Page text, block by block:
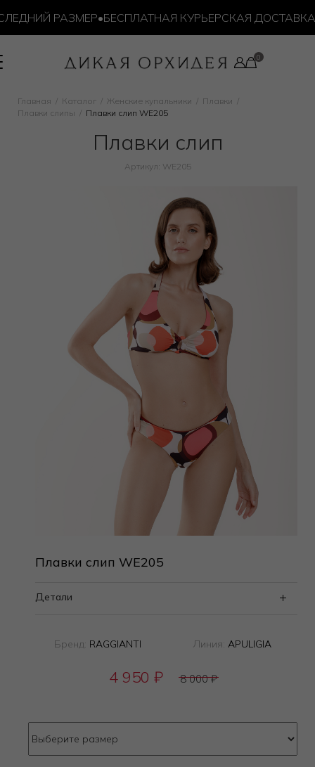
РАЗМЕР•БЕСПЛАТНАЯ КУРЬЕРСКАЯ ДОСТАВКА
Главная Каталог Женские купальники
Плавки
Плавки слипы
Плавки слип WE205
Плавки слип
Артикул: WE205
Плавки слип WE205
Детали
Бренд: RAGGIANTI Линия:APULIGIA
4 950 ₽ 8 000₽